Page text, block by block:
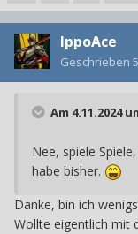
IppoAce
Geschrieben
Am 4.11.2024
Nee, spiele
habe bisher.
Danke, bin ich
Wollte eigentlich mit